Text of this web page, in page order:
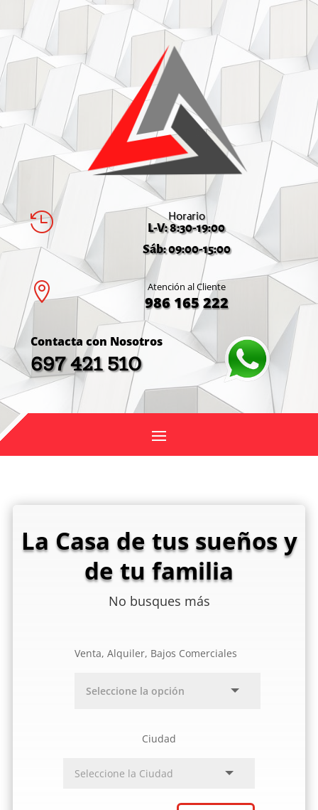
 Horario
L-V: 8:30-19:00
Sáb: 09:00-15:00
 Atención al Cliente
986 165 222
Contacta con Nosotros
697 421 510
La Casa de tus sueños y
de tu familia
No busques más
Venta, Alquiler, Bajos Comerciales
Ciudad